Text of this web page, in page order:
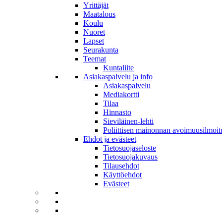
Yrittäjät
Maatalous
Koulu
Nuoret
Lapset
Seurakunta
Teemat
Kuntaliite
Asiakaspalvelu ja info
Asiakaspalvelu
Mediakortti
Tilaa
Hinnasto
Sieviläinen-lehti
Poliittisen mainonnan
Ehdot ja evästeet
Tietosuojaseloste
Tietosuojakuvaus
Tilausehdot
Käyttöehdot
Evästeet